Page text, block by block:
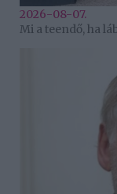
2026-08-07.
Mi a teendő, ha